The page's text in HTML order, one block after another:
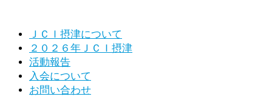
ＪＣＩ摂津について
２０２６年ＪＣＩ摂津
活動報告
入会について
お問い合わせ